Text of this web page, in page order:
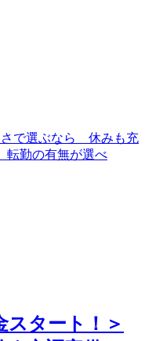
スタート！＞